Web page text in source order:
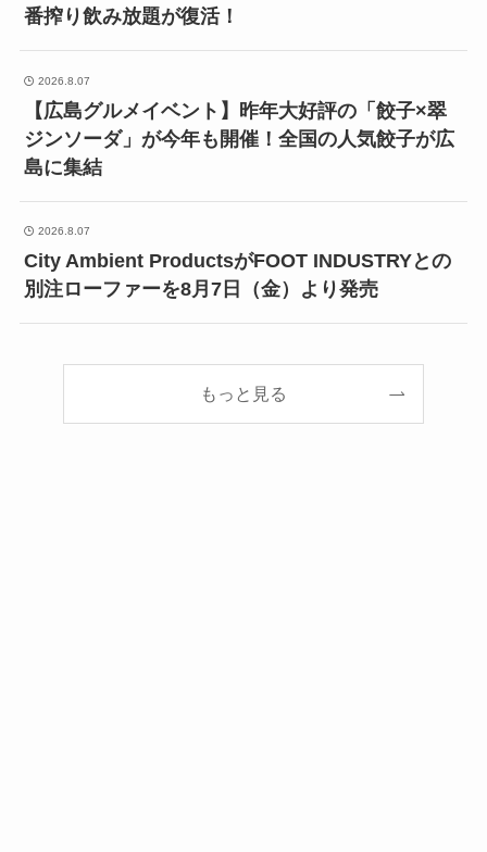
番搾り飲み放題が復活！
2026.8.07
【広島グルメイベント】昨年大好評の「餃子×翠
ジンソーダ」が今年も開催！全国の人気餃子が広
島に集結
2026.8.07
City Ambient ProductsがFOOT INDUSTRYとの
別注ローファーを8月7日（金）より発売
もっと見る